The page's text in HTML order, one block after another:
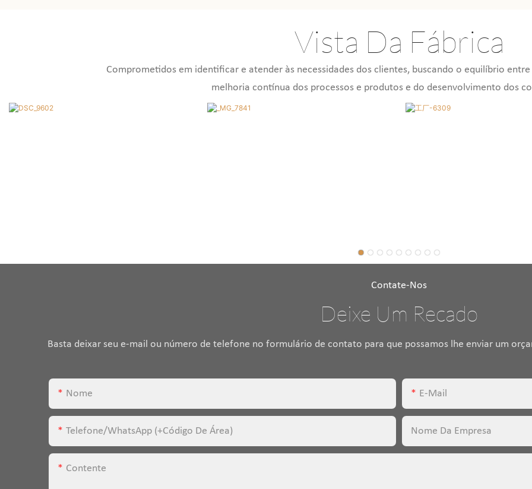
Vista Da Fábrica
Comprometidos em identificar e atender às necessidades dos clientes, buscando o equilíbrio
melhoria contínua dos processos e produtos e do desenvolvimento dos
Contate-Nos
Deixe Um Recado
Basta deixar seu e-mail ou número de telefone no formulário de contato para que possamos lhe enviar um
Nome E-Mail
Telefone/WhatsApp (+código De Área) Nome Da Empresa
Contente